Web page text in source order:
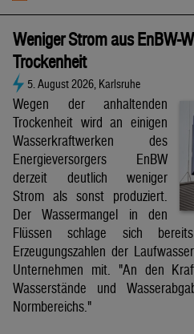
Weniger Strom aus EnBW-
Trockenheit
5. August 2026, Karlsruhe
Wegen der anhaltenden
Trockenheit wird an einigen
Wasserkraftwerken des
Energieversorgers EnBW
derzeit deutlich weniger
Strom als sonst produziert.
Der Wassermangel in den
Flüssen schlage sich
Erzeugungszahlen der
Unternehmen mit. "An den
Wasserstände und
Normbereichs."